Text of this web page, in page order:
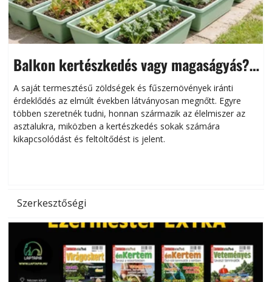
Balkon kertészkedés vagy magaságyás?
Helytakarékos kertészkedés
A saját termesztésű zöldségek és fűszernövények iránti
érdeklődés az elmúlt években látványosan megnőtt. Egyre
többen szeretnék tudni, honnan származik az élelmiszer az
asztalukra, miközben a kertészkedés sokak számára
kikapcsolódást és feltöltődést is jelent.
Szerkesztőségi